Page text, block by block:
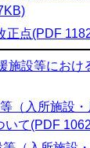
正点(PDF
施設等にお
（入所施設
いて(PDF